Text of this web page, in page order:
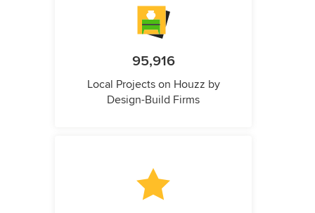
95,916
Local Projects on Houzz by
Design-Build Firms